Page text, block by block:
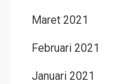
Maret 2021
Februari 2021
Januari 2021